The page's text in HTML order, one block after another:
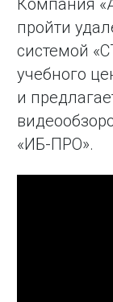
Компания
пройти
системой
учебного
и
«ИБ-ПРО».